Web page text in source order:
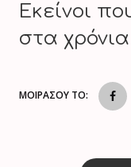
Εκείνοι
στα χρόνια
ΜΟΙΡΑΣΟΥ ΤΟ: